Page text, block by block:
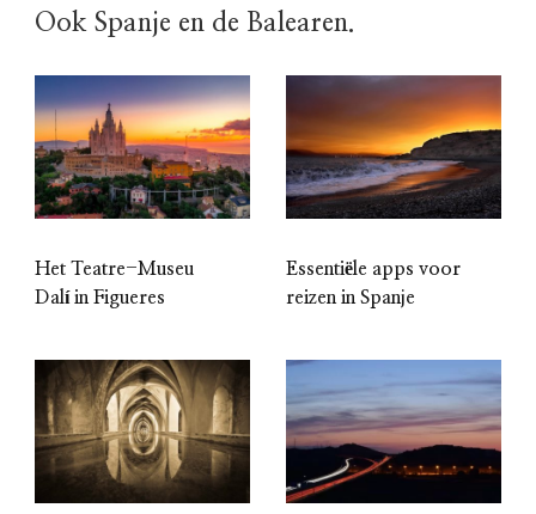
Ook Spanje en de Balearen.
Het Teatre-Museu
Dalí in Figueres
Essentiële apps voor
reizen in Spanje